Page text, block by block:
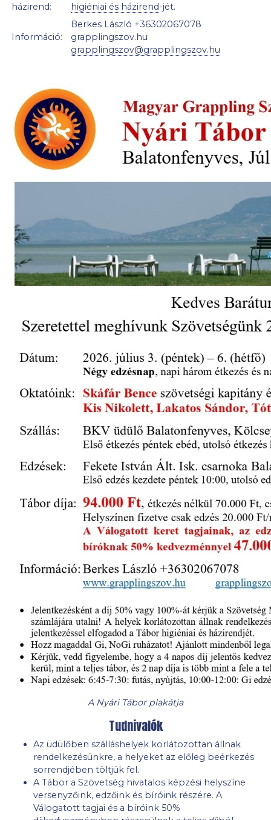
házirend:
higiéniai és házirend-jét.
Információ:
Berkes László +36302067078
grapplingszov.hu
grapplingszov@grapplingszov.hu
A Nyári Tábor plakátja
Tudnivalók
Az üdülőben szálláshelyek korlátozottan állnak
rendelkezésünkre, a helyeket az előleg beérkezés
sorrendjében töltjük fel.
A Tábor a Szövetség hivatalos képzési helyszíne
versenyzőink, edzőink és bíróink részére. A
Válogatott tagjai és a bíróink 50%